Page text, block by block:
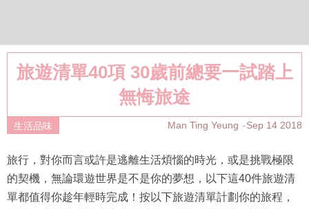
旅遊清單40項 30歲前總要一試踏上
無悔旅途
生活品味 Man Ting Yeung Sep 14 2018
旅行，對你而言或許是逃離生活煩惱的時光，或是挑戰極限
的契機，無論環遊世界是不是你的夢想，以下這40件旅遊清
單都值得你趁年輕時完成！按以下旅遊清單計劃你的旅程，